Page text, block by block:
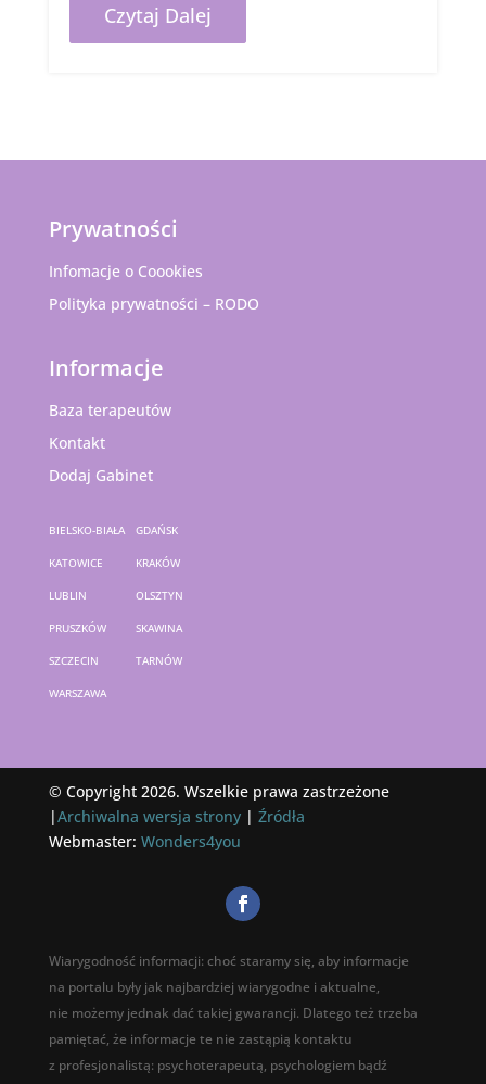
Czytaj Dalej
Prywatności
Infomacje o Coookies
Polityka prywatności – RODO
Informacje
Baza terapeutów
Kontakt
Dodaj Gabinet
BIELSKO-BIAŁA GDAŃSK
KATOWICE KRAKÓW
LUBLIN OLSZTYN
PRUSZKÓW SKAWINA
SZCZECIN TARNÓW
WARSZAWA
© Copyright 2026. Wszelkie prawa zastrzeżone
|Archiwalna wersja strony| Źródła
Webmaster: Wonders4you
Wiarygodność informacji: choć staramy się, aby informacje
na portalu były jak najbardziej wiarygodne i aktualne,
nie możemy jednak dać takiej gwarancji. Dlatego też trzeba
pamiętać, że informacje te nie zastąpią kontaktu
z profesjonalistą: psychoterapeutą, psychologiem bądź